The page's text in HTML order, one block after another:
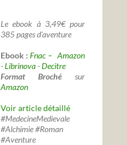
Le ebook à 3,49€ pour
385 pages d'aventure
Ebook :Fnac – Amazon
-Librinova-Decitre
Format Broché sur
Amazon
Voir article détaillé
#MedecineMedievale
#Alchimie #Roman
#Aventure